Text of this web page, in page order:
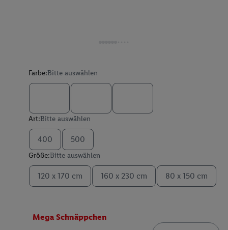
Farbe:Bitte auswählen
Art:Bitte auswählen
400 500
Größe:Bitte auswählen
120 x 170 cm 160 x 230 cm 80 x 150 cm
Mega Schnäppchen